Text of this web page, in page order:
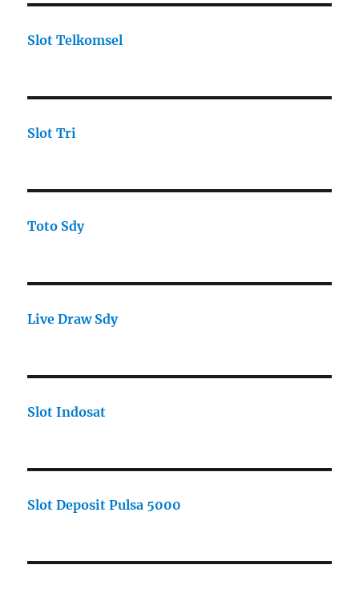
Slot Telkomsel
Slot Tri
Toto Sdy
Live Draw Sdy
Slot Indosat
Slot Deposit Pulsa 5000